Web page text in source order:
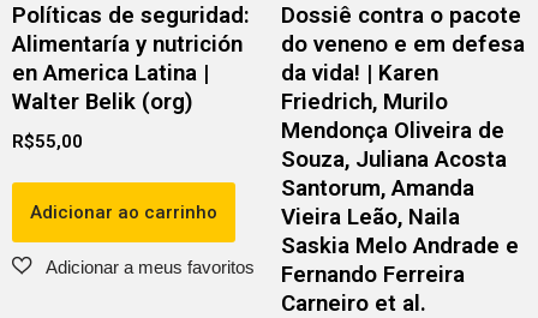
Políticas de seguridad:
Alimentaría y nutrición
en America Latina |
Walter Belik (org)
R$55,00
Adicionar ao carrinho
Dossiê contra o pacote
do veneno e em defesa
da vida! | Karen
Friedrich, Murilo
Mendonça Oliveira de
Souza, Juliana Acosta
Santorum, Amanda
Vieira Leão, Naila
Saskia Melo Andrade e
Fernando Ferreira
Carneiro et al.